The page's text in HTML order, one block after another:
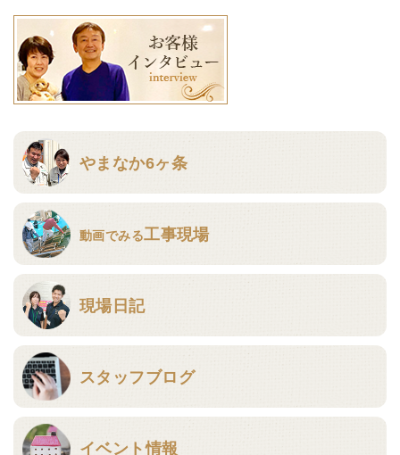
やまなか6ヶ条
動画でみる工事現場
現場日記
スタッフブログ
イベント情報